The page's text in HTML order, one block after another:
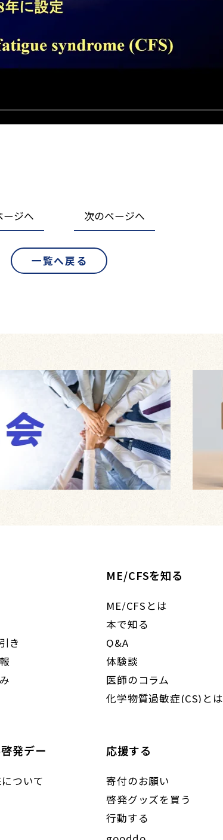
ージへ 次のページへ
一覧へ戻る
き
ME/CFSを知る
ME/CFSとは
本で知る
Q&A
体験談
医師のコラム
化学物質過敏症(CS)とは
発デー
ついて
応援する
寄付のお願い
啓発グッズを買う
行動する